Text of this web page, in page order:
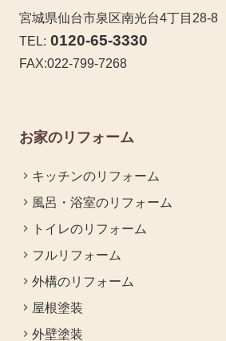
宮城県仙台市泉区南光台4丁目28-8
TEL: 0120-65-3330
FAX:022-799-7268
お家のリフォーム
キッチンのリフォーム
風呂・浴室のリフォーム
トイレのリフォーム
フルリフォーム
外構のリフォーム
屋根塗装
外壁塗装